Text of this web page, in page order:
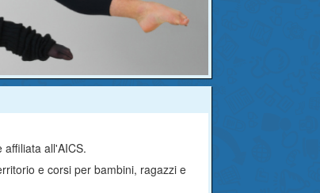
all'AICS.
e corsi per bambini, ragazzi e